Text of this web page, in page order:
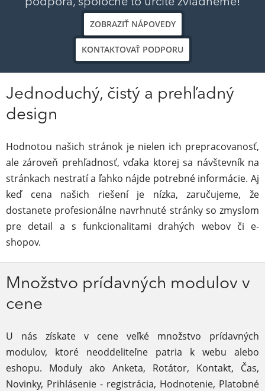
podpora, spoločne to určite zvládneme!
ZOBRAZIŤ NÁPOVEDY
KONTAKTOVAŤ PODPORU
Jednoduchý, čistý a prehľadný
design
Hodnotou našich stránok je nielen ich prepracovanosť,
ale zároveň prehľadnosť, vďaka ktorej sa návštevník na
stránkach nestratí a ľahko nájde potrebné informácie. Aj
keď cena našich riešení je nízka, zaručujeme, že
dostanete profesionálne navrhnuté stránky so zmyslom
pre detail a s funkcionalitami drahých webov či e-
shopov.
Množstvo prídavných modulov v
cene
U nás získate v cene veľké množstvo prídavných
modulov, ktoré neoddeliteľne patria k webu alebo
eshopu. Moduly ako Anketa, Rotátor, Kontakt, Čas,
Novinky, Prihlásenie - registrácia, Hodnotenie, Platobné